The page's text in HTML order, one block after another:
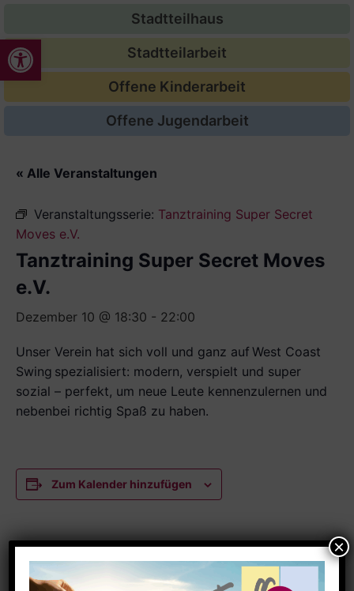
Werkzeugleiste öffnen
Stadtteilhaus
Stadtteilarbeit
Offene Kinderarbeit
Offene Jugendarbeit
« Alle Veranstaltungen
Veranstaltungsserie: Tanztraining Super Secret
Moves e.V.
Tanztraining Super Secret Moves
e.V.
Dezember 10 @ 18:30 - 22:00
Unser Verein hat sich voll und ganz aufWest Coast
Swing spezialisiert: modern, verspielt und super
sozial – perfekt, um neue Leute kennenzulernen und
nebenbei richtig Spaß zu haben.
Zum Kalender hinzufügen
Datum: